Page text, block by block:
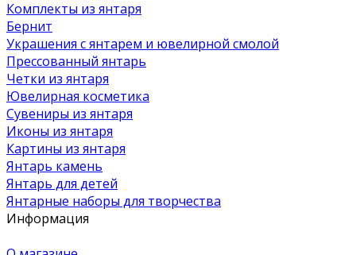
Комплекты из янтаря
Бернит
Украшения с янтарем и ювелирной смолой
Прессованный янтарь
Четки из янтаря
Ювелирная косметика
Сувениры из янтаря
Иконы из янтаря
Картины из янтаря
Янтарь камень
Янтарь для детей
Янтарные наборы для творчества
Информация